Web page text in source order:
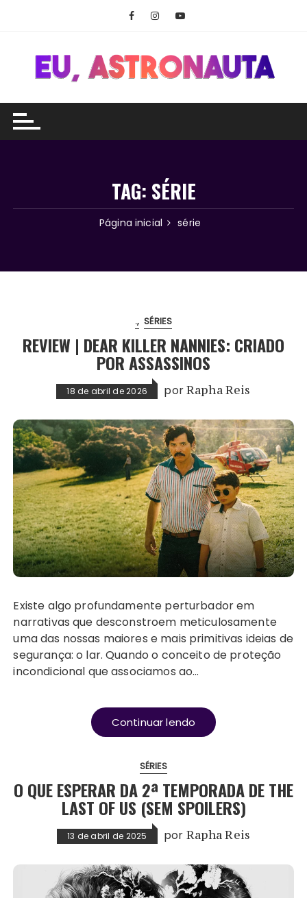
conteúdo
TAG: SÉRIE
Página inicial série
. SÉRIES
REVIEW | DEAR KILLER NANNIES: CRIADO
POR ASSASSINOS
18 de abril de 2026 porRapha Reis
Existe algo profundamente perturbador em
narrativas que desconstroem meticulosamente
uma das nossas maiores e mais primitivas ideias de
segurança: o lar. Quando o conceito de proteção
incondicional que associamos ao…
Continuar lendo
SÉRIES
O QUE ESPERAR DA 2ª TEMPORADA DE THE
LAST OF US (SEM SPOILERS)
13 de abril de 2025 por Rapha Reis